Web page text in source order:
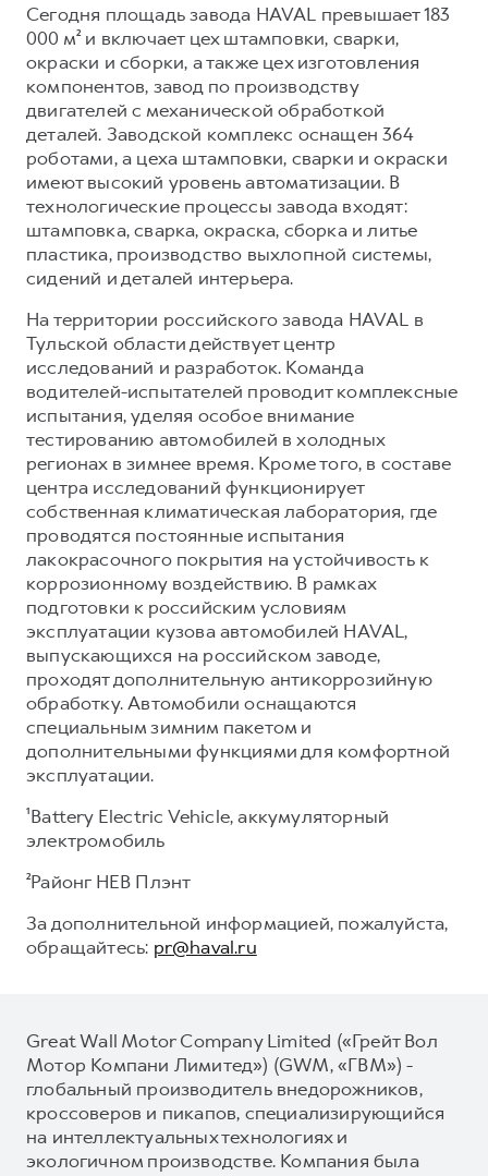
Сегодня площадь завода HAVAL превышает 183
000 м² и включает цех штамповки, сварки,
окраски и сборки, а также цех изготовления
компонентов, завод по производству
двигателей с механической обработкой
деталей. Заводской комплекс оснащен 364
роботами, а цеха штамповки, сварки и окраски
имеют высокий уровень автоматизации. В
технологические процессы завода входят:
штамповка, сварка, окраска, сборка и литье
пластика, производство выхлопной системы,
сидений и деталей интерьера.
На территории российского завода HAVAL в
Тульской области действует центр
исследований и разработок. Команда
водителей-испытателей проводит комплексные
испытания, уделяя особое внимание
тестированию автомобилей в холодных
регионах в зимнее время. Кроме того, в составе
центра исследований функционирует
собственная климатическая лаборатория, где
проводятся постоянные испытания
лакокрасочного покрытия на устойчивость к
коррозионному воздействию. В рамках
подготовки к российским условиям
эксплуатации кузова автомобилей HAVAL,
выпускающихся на российском заводе,
проходят дополнительную антикоррозийную
обработку. Автомобили оснащаются
специальным зимним пакетом и
дополнительными функциями для комфортной
эксплуатации.
¹Battery Electric Vehicle, аккумуляторный
электромобиль
²Районг НЕВ Плэнт
За дополнительной информацией, пожалуйста,
обращайтесь: pr@haval.ru
Great Wall Motor Company Limited («Грейт Вол
Мотор Компани Лимитед») (GWM, «ГВМ») -
глобальный производитель внедорожников,
кроссоверов и пикапов, специализирующийся
на интеллектуальных технологиях и
экологичном производстве. Компания была